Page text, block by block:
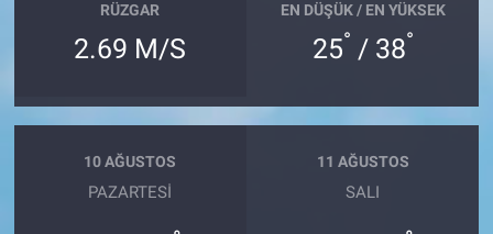
RÜZGAR
2.69 M/S
EN DÜŞÜK / EN YÜKSEK
25° / 38°
10 AĞUSTOS
PAZARTESI
11 AĞUSTOS
SALI